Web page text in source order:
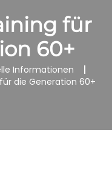
für
60+
Informationen
die Generation 60+